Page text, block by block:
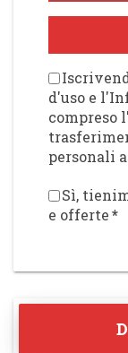
d'uso e
compreso
personali
Sì,
e offerte*